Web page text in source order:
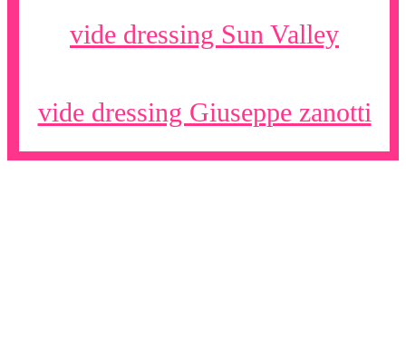
vide dressing Sun Valley
vide dressing Giuseppe zanotti